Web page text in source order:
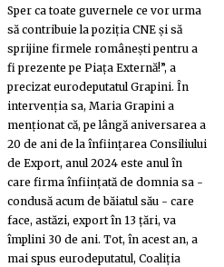
Sper ca toate guvernele ce vor urma
să contribuie la poziția CNE și să
sprijine firmele românești pentru a
fi prezente pe Piața Externă!”, a
precizat eurodeputatul Grapini. În
intervenția sa, Maria Grapini a
menționat că, pe lângă aniversarea a
20 de ani de la înființarea Consiliului
de Export, anul 2024 este anul în
care firma înființată de domnia sa -
condusă acum de băiatul său - care
face, astăzi, export în 13 țări, va
împlini 30 de ani. Tot, în acest an, a
mai spus eurodeputatul, Coaliția